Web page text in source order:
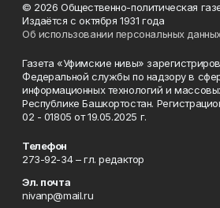
© 2026 Общественно-политическая
Издаётся с октября 1931 года
Об использовании персональных
Газета «Уфимские нивы»
Федеральной службы по надзору в
информационных технологий и
Республике Башкортостан.
02 - 01805 от 19.05.2025 г.
Телефон
273-92-34 – гл. редактор
Эл. почта
nivanp@mail.ru